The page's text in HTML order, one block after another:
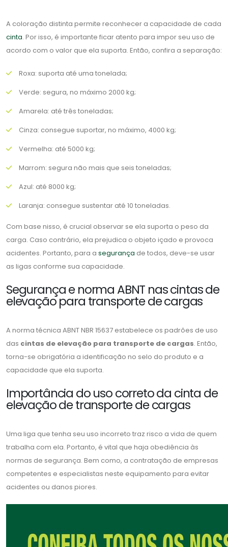
A coloração distinta permite reconhecer a capacidade de cada
cinta. Por isso, é importante ficar atento para impor seu uso de
acordo com o valor que ela suporta. Então, confira a separação:
Roxa: suporta até uma tonelada;
Verde: segura, no máximo 2000 kg;
Amarela: até três toneladas;
Cinza: consegue suportar, no máximo, 4000 kg;
Vermelha: até 5000 kg;
Marrom: segura não mais que seis toneladas;
Azul: até 8000 kg;
Laranja: consegue sustentar até 10 toneladas.
Com base nisso, é crucial observar se ela suporta o peso da
carga. Caso contrário, ela prejudica o objeto içado e provoca
acidentes. Portanto, para a segurança de todos, deve-se usar
as ligas conforme sua capacidade.
Segurança e norma ABNT nas cintas de
elevação para transporte de cargas
A norma técnica ABNT NBR 15637 estabelece os padrões de uso
das cintas de elevação para transporte de cargas. Então,
torna-se obrigatória a identificação no selo do produto e a
capacidade que ela suporta.
Importância do uso correto da cinta de
elevação de transporte de cargas
Uma liga que tenha seu uso incorreto traz risco a vida de quem
trabalha com ela. Portanto, é vital que haja obediência às
normas de segurança. Bem como, a contratação de empresas
competentes e especialistas neste equipamento para evitar
acidentes ou danos piores.